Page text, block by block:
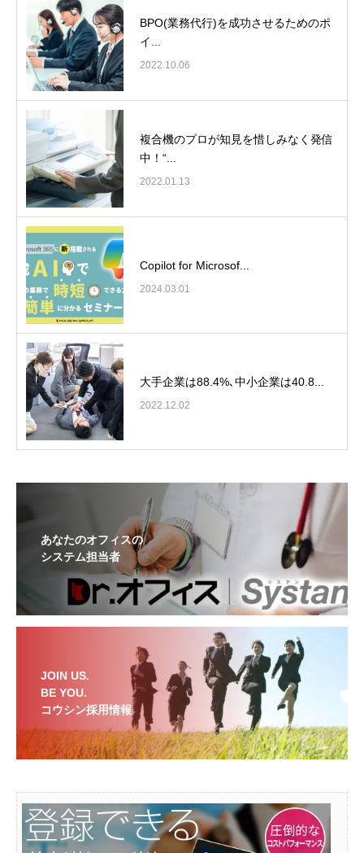
BPO(業務代行)を成功させるためのポ
イ...
2022.10.06
複合機のプロが知見を惜しみなく発信
中！“...
2022.01.13
Copilot for Microsof...
2024.03.01
大手企業は88.4%､中小企業は40.8...
2022.12.02
あなたのオフィスの
システム担当者
JOIN US.
BE YOU.
コウシン採用情報